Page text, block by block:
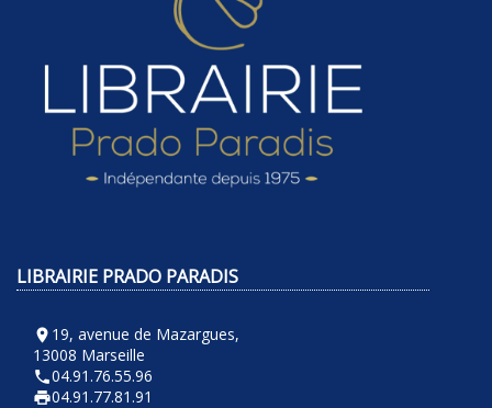
LIBRAIRIE PRADO PARADIS
room 19, avenue de Mazargues,
13008 Marseille
phone04.91.76.55.96
local_printshop04.91.77.81.91